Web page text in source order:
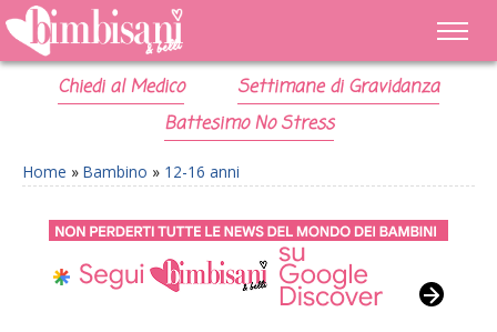
Chiedi al Medico
Settimane di Gravidanza
Battesimo No Stress
Home » Bambino » 12-16 anni